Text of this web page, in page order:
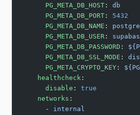
      PG_META_DB_HOST
: db
      PG_META_DB_PORT
: 5432
      PG_META_DB_NAME
:
      PG_META_DB_USER
:
      PG_META_DB_PASSWORD
:
      PG_META_DB_SSL_MODE
:
      PG_META_CRYPTO_KEY
:
    healthcheck
:
      disable
: true
    networks
:
      -
internal